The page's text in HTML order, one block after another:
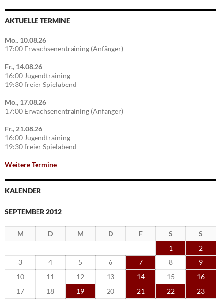
AKTUELLE TERMINE
Mo., 10.08.26
17:00 Erwachsenentraining (Anfänger)
Fr., 14.08.26
16:00 Jugendtraining
19:30 freier Spielabend
Mo., 17.08.26
17:00 Erwachsenentraining (Anfänger)
Fr., 21.08.26
16:00 Jugendtraining
19:30 freier Spielabend
Weitere Termine
KALENDER
SEPTEMBER 2012
M D M D F S
S
1
2
3
4 5 6 7 8
9
10
11 12 13 14 15
16
17
18 19 20 21 22
23